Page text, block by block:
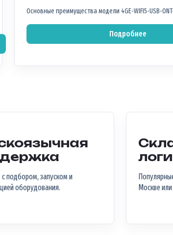
Основные преимущества модели 4GE-WIFI5-USB-
Подробнее
подбором, запуском и
оборудования.
Москве